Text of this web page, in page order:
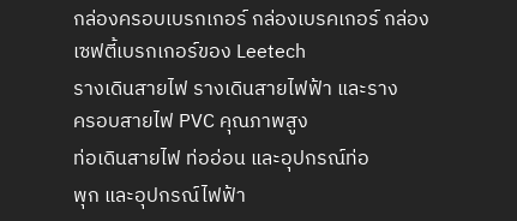
กล่องครอบเบรกเกอร์ กล่องเบรคเกอร์ กล่อง
เซฟตี้เบรกเกอร์ของ Leetech
รางเดินสายไฟ รางเดินสายไฟฟ้า และราง
ครอบสายไฟ PVC คุณภาพสูง
ท่อเดินสายไฟ ท่ออ่อน และอุปกรณ์ท่อ
พุก และอุปกรณ์ไฟฟ้า